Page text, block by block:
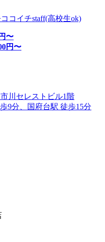
コイチstaff(高校生ok)
円〜
円〜
川セレストビル1階
9分、国府台駅 徒歩15分